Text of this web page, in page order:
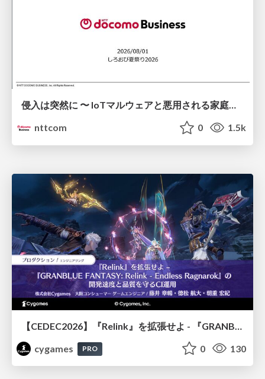
侵入は突然に 〜 IoTマルウェアと悪用される家庭の機器 ～ / When Intrusion Strikes: IoT Malware and the Abuse of Home Devices
nttcom
0 1.5k
cygames
PRO 0 130